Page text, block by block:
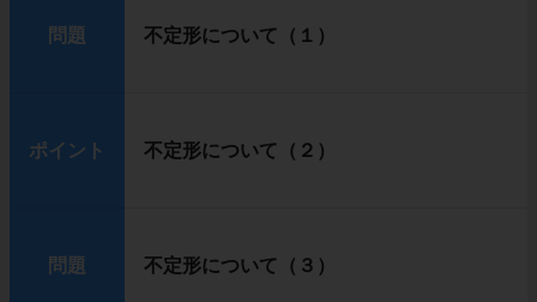
問題 不定形について（１）
ポイント 不定形について（２）
問題 不定形について（３）